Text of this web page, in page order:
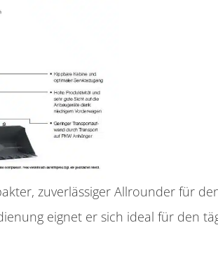
zuverlässiger Allrounder für
eignet er sich ideal für den